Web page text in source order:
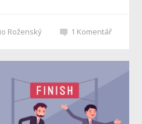
Roženský 1 Komentář